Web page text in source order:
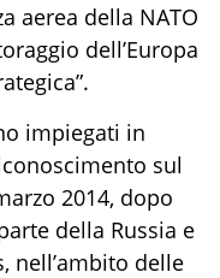
aerea della NATO
dell’Europa
impiegati in
sul
2014, dopo
della Russia e
nell’ambito delle